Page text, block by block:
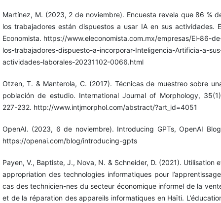
Martínez, M. (2023, 2 de noviembre). Encuesta revela que 86 %
los trabajadores están dispuestos a usar IA en sus actividades.
Economista. https://www.eleconomista.com.mx/empresas/El-86-
los-trabajadores-dispuesto-a-incorporar-Inteligencia-Artificia-a-
actividades-laborales-20231102-0066.html
Otzen, T. & Manterola, C. (2017). Técnicas de muestreo sobre
población de estudio. International Journal of Morphology,
227-232. http://www.intjmorphol.com/abstract/?art_id=4051
OpenAI. (2023, 6 de noviembre). Introducing GPTs, OpenAI
https://openai.com/blog/introducing-gpts
Payen, V., Baptiste, J., Nova, N. & Schneider, D. (2021). Utilisation
appropriation des technologies informatiques pour
cas des technicien-nes du secteur économique informel de la
et de la réparation des appareils informatiques en Haïti.